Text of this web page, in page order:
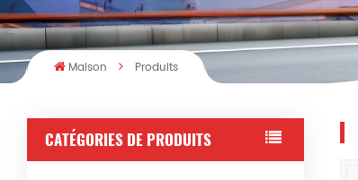
Maison Produits
CATÉGORIES DE PRODUITS